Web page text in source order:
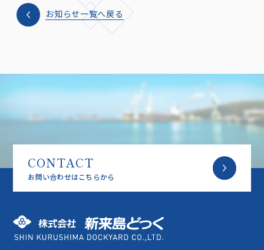
お知らせ一覧へ戻る
CONTACT
お問い合わせはこちらから